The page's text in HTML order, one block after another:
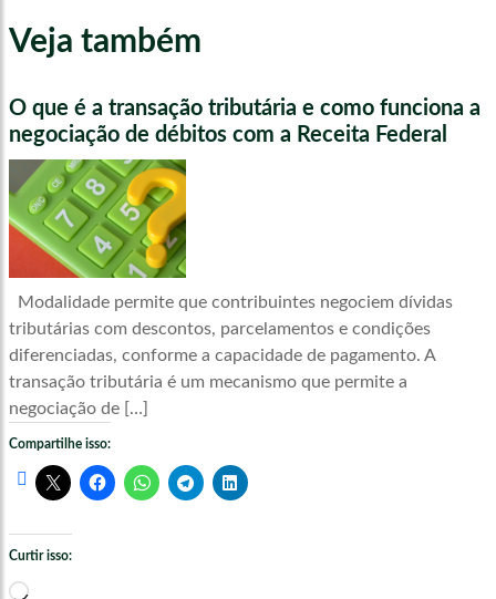
Veja também
O que é a transação tributária e como funciona a
negociação de débitos com a Receita Federal
Modalidade permite que contribuintes negociem dívidas
tributárias com descontos, parcelamentos e condições
diferenciadas, conforme a capacidade de pagamento. A
transação tributária é um mecanismo que permite a
negociação de […]
Compartilhe isso:
Curtir isso:
Carregando...